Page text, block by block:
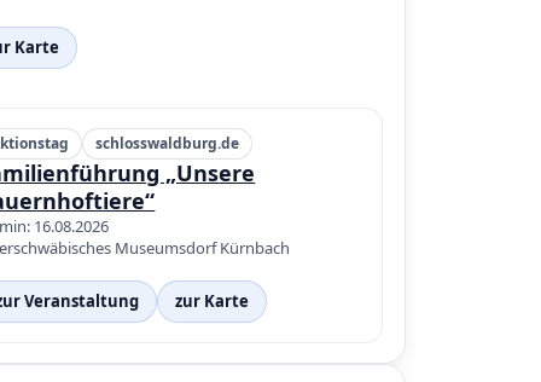
Karte
schlosswaldburg.de
„Unsere
16.08.2026
Museumsdorf Kürnbach
Veranstaltung zur Karte